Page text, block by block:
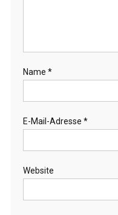
Name *
E-Mail-Adresse *
Website